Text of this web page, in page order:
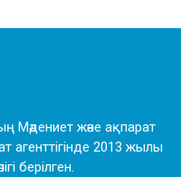
Мәдениет және ақпарат
агенттігінде 2013 жылы
берілген.